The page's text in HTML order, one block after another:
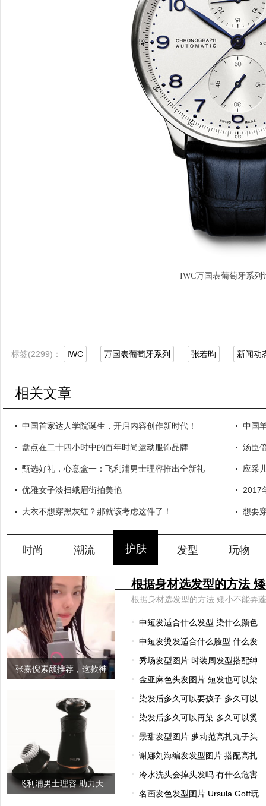
IWC万国表葡萄牙系列
标签(2299)： IWC 万国表葡萄牙系列 张若昀 新闻动
相关文章
中国首家达人学院诞生，开启内容创作新时代！ 中国
盘点在二十四小时中的百年时尚运动服饰品牌 汤臣
甄选好礼，心意盒一：飞利浦男士理容推出全新礼 应采
优雅女子淡扫蛾眉街拍美艳 2017
大衣不想穿黑灰红？那就该考虑这件了！ 想要
时尚 潮流 护肤 发型 玩物
张嘉倪素颜推荐，这款神
飞利浦男士理容 助力天
中短发适合什么发型 染什么颜色
中短发烫发适合什么脸型 什么发
秀场发型图片 时装周发型搭配绅
金亚麻色头发图片 短发也可以染
染发后多久可以要孩子 多久可以
染发后多久可以再染 多久可以烫
景甜发型图片 萝莉范高扎丸子头
谢娜刘海编发发型图片 搭配高扎
冷水洗头会掉头发吗 有什么危害
名画发色发型图片 Ursula Goff玩